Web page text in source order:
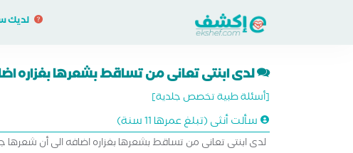
لديك
لدى ابنتى تعانى من تساقط بشعرها بغزاره
[أسئلة طبية تخصص جلدية]
سألت أنثى (تبلغ عمرها 11 سنة)
لدى ابنتى تعانى من تساقط بشعرها بغزاره اضافه الى أن